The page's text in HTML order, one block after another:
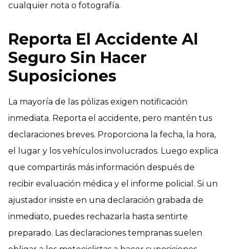
cualquier nota o fotografía.
Reporta El Accidente Al
Seguro Sin Hacer
Suposiciones
La mayoría de las pólizas exigen notificación
inmediata. Reporta el accidente, pero mantén tus
declaraciones breves. Proporciona la fecha, la hora,
el lugar y los vehículos involucrados. Luego explica
que compartirás más información después de
recibir evaluación médica y el informe policial. Si un
ajustador insiste en una declaración grabada de
inmediato, puedes rechazarla hasta sentirte
preparado. Las declaraciones tempranas suelen